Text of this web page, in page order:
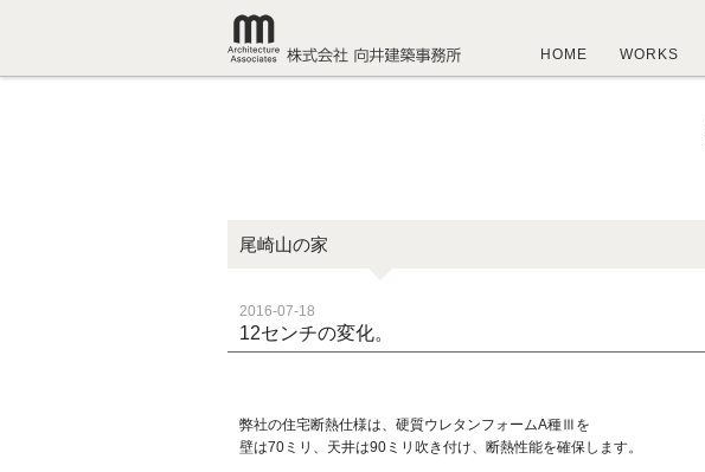
HOME WORKS
尾崎山の家
2016-07-18
12センチの変化。
弊社の住宅断熱仕様は、硬質ウレタンフォームA種Ⅲを
壁は70ミリ、天井は90ミリ吹き付け、断熱性能を確保します。